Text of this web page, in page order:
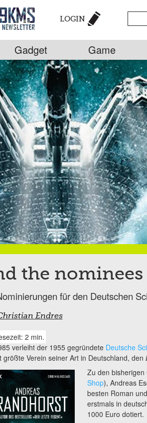
LOGIN
Gadget Game
the nominees
für den Deutschen
Endres
2 min.
verleiht der 1955 gegründete Deutsche
größte Verein seiner Art in Deutschland, den
Zu den
Shop), Andreas
besten Roman
erstmals in
1000 Euro dotiert.